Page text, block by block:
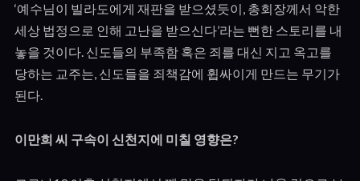
‘예수님이 빌라도에게 재판을 받으셨듯이, 총회장께서 악한
세상 법정으로 인해 고난을 받으신다’라는 뻔한 스토리를 내
놓을 것이다. 신도들의 부족함 혹은 죄를 대신 지고 옥고를
당하는 교주는, 신도들을 죄책감에 휩싸이게 만드는 무기가
된다.
이만희 씨 구속이 신천지에 미칠 영향은?